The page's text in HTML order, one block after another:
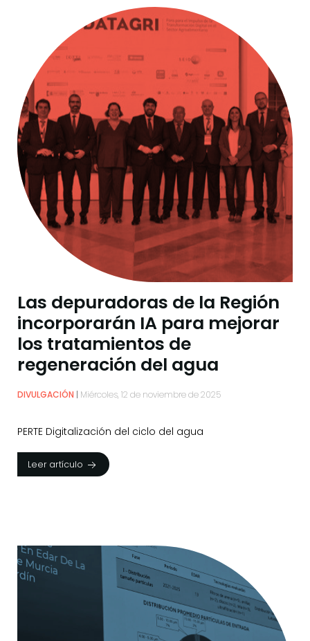
Las depuradoras de la Región
incorporarán IA para mejorar
los tratamientos de
regeneración del agua
DIVULGACIÓN Miércoles, 12 de noviembre de 2025
PERTE Digitalización del ciclo del agua
Leer artículo